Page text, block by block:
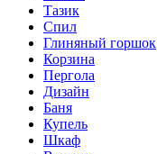
Тазик
Спил
Глиняный горшок
Корзина
Пергола
Дизайн
Баня
Купель
Шкаф